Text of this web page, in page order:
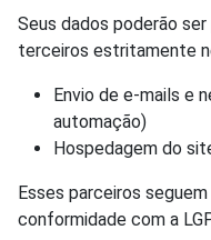
Seus dados poderão
terceiros estritamente
Envio de e-mails e
automação)
Hospedagem do
Esses parceiros
conformidade com a